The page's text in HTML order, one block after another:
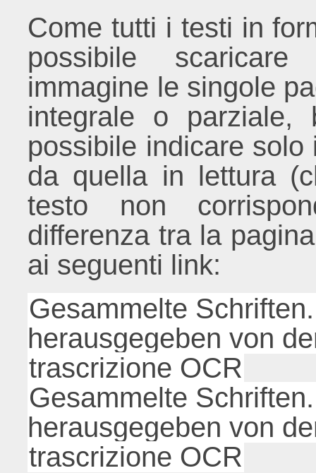
Come tutti i testi in
possibile
immagine le singole
integrale o
possibile indicare
da quella in lettura
testo non
differenza tra la
ai seguenti link:
Gesammelte
herausgegeben von
trascrizione OCR
Gesammelte
herausgegeben von
trascrizione OCR